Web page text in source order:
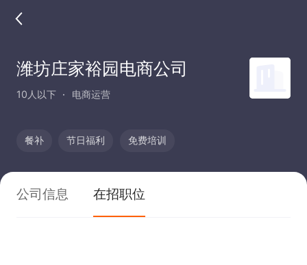
潍坊庄家裕园电商公司
10人以下 电商运营
餐补 节日福利 免费培训
公司信息 在招职位